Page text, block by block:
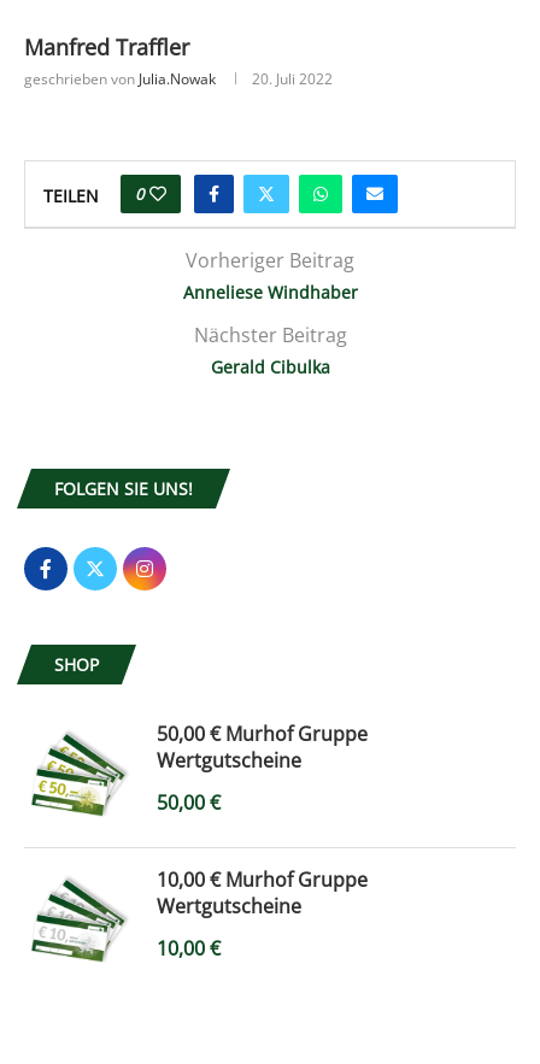
Manfred Traffler
geschrieben von Julia.nowak 20. Juli 2022
TEILEN 0
Vorheriger Beitrag
Anneliese Windhaber
Nächster Beitrag
Gerald Cibulka
FOLGEN SIE UNS!
SHOP
50,00 € Murhof Gruppe
Wertgutscheine
50,00€
10,00 € Murhof Gruppe
Wertgutscheine
10,00€